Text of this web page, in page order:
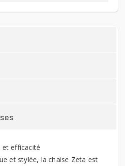
et efficacité
et stylée, la chaise Zeta est